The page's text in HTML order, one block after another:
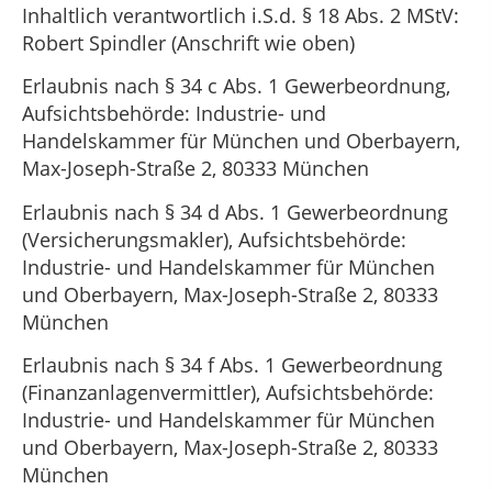
Inhaltlich verantwortlich i.S.d. § 18 Abs. 2 MStV:
Robert Spindler (Anschrift wie oben)
Erlaubnis nach § 34 c Abs. 1 Gewerbeordnung,
Aufsichtsbehörde: Industrie- und
Handelskammer für München und Oberbayern,
Max-Joseph-Straße 2, 80333 München
Erlaubnis nach § 34 d Abs. 1 Gewerbeordnung
(Versicherungsmakler), Aufsichtsbehörde:
Industrie- und Handelskammer für München
und Oberbayern, Max-Joseph-Straße 2, 80333
München
Erlaubnis nach § 34 f Abs. 1 Gewerbeordnung
(Finanzanlagenvermittler), Aufsichtsbehörde:
Industrie- und Handelskammer für München
und Oberbayern, Max-Joseph-Straße 2, 80333
München